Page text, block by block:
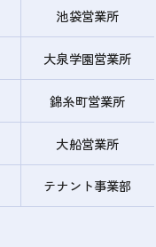
池袋営業所
大泉学園営業所
錦糸町営業所
大船営業所
テナント事業部